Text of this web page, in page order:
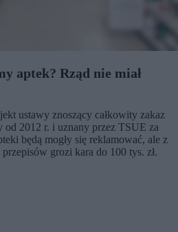
aptek? Rząd nie miał
ustawy znoszący całkowity zakaz
od 2012 r. i uznany przez TSUE za
będą mogły się reklamować, ale z
grozi kara do 100 tys. zł.